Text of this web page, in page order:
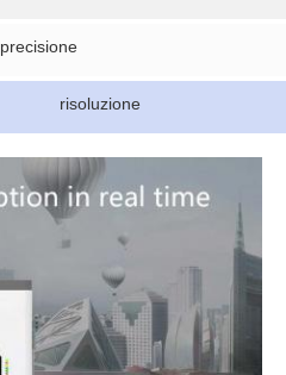
precisione
risoluzione